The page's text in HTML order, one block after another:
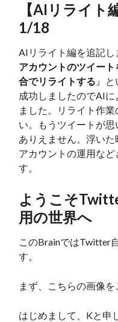
【AIリライト
1/18
AIリライト編を追記
アカウントのツイー
合でリライトする 』
成功しましたのでAI
ました。リライト作
い。もうツイートが
ありえません。浮い
アカウントの運用な
す。
ようこそ
用の世界へ
このBrainではTwitter
す。
まず、こちらの画像を
はじめまして、Kと申